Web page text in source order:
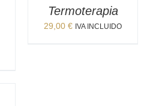
Termoterapia
29,00 € IVA INCLUIDO